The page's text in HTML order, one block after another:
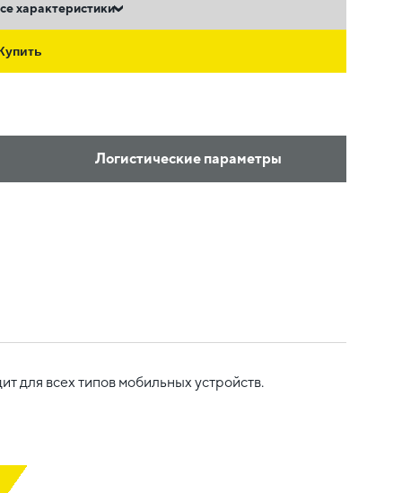
характеристики
Логистические параметры
для всех типов мобильных устройств.